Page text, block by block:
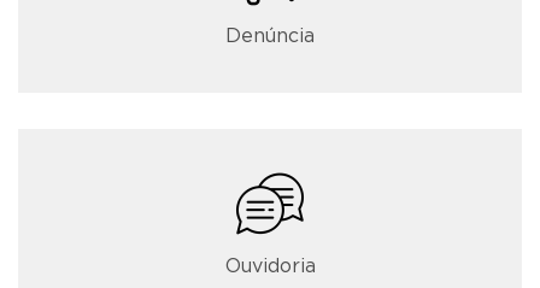
Denúncia
Ouvidoria